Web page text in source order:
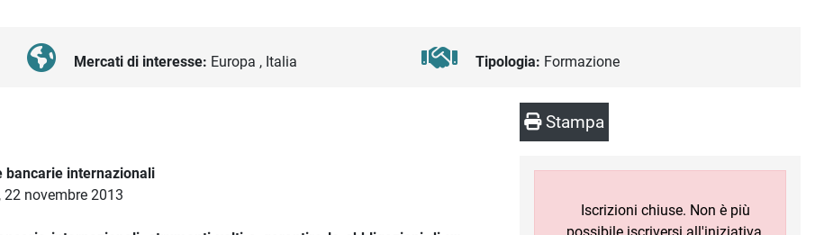
Mercati di interesse: Europa , Italia Tipologia: Formazione
bancarie internazionali
22 novembre 2013
Stampa
Iscrizioni chiuse. Non è più